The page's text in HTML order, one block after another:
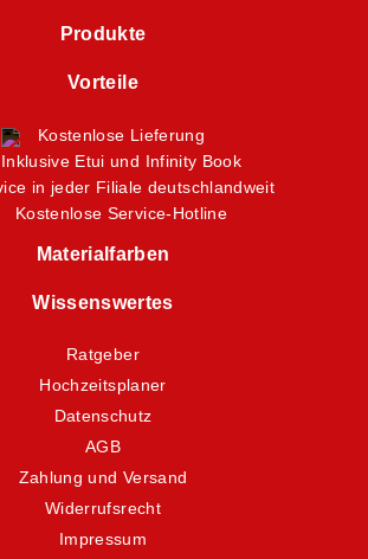
Produkte
Vorteile
Kostenlose Lieferung
Inklusive Etui und Infinity Book
in jeder Filiale deutschlandweit
Kostenlose Service-Hotline
Materialfarben
Wissenswertes
Ratgeber
Hochzeitsplaner
Datenschutz
AGB
Zahlung und Versand
Widerrufsrecht
Impressum